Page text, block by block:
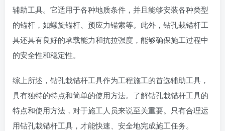
辅助工具。它适用于各种地质条件，并且能够安装各种类型
的锚杆，如螺旋锚杆、预应力锚索等。此外，钻孔栽锚杆工
具还具有良好的承载能力和抗拉强度，能够确保施工过程中
的安全性和稳定性。
综上所述，钻孔栽锚杆工具作为工程施工的首选辅助工具，
具有独特的特点和简单的使用方法。了解钻孔栽锚杆工具的
特点和使用方法，对于施工人员来说至关重要。只有合理运
用钻孔栽锚杆工具，才能快速、安全地完成施工任务。